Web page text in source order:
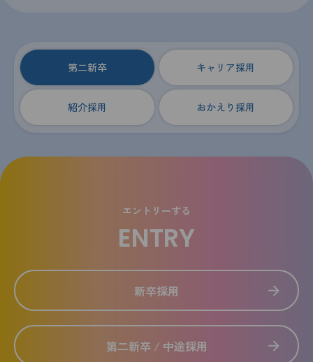
第二新卒 キャリア採用
紹介採用 おかえり採用
エントリーする
ENTRY
新卒採用
第二新卒 / 中途採用